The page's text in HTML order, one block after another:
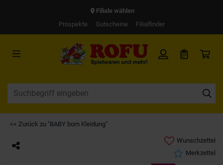
Filiale wählen
Prospekte
Gutscheine Filialfinder
<< Zurück zu "BABY born Kleidung"
Wunschzettel
Merkzettel